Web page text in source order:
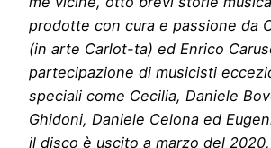
prodotte con cura e passione da
(in arte Carlot-ta) ed Enrico
partecipazione di musicisti
speciali come Cecilia, Daniele
Ghidoni, Daniele Celona ed
il disco è uscito a marzo del